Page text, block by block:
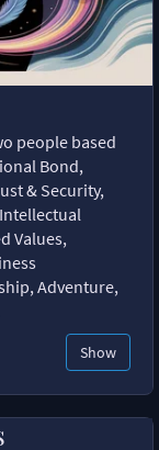
people based
Bond,
& Security,
Values,
Adventure,
Show